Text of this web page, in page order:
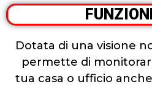
Dotata di una visione
permette di
tua casa o ufficio